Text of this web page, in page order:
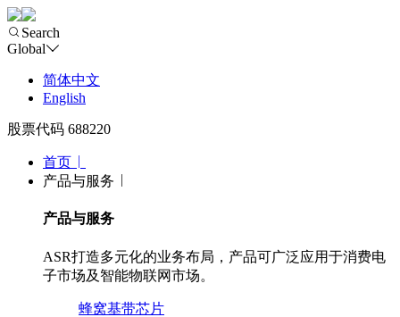
Search
Global
简体中文
English
股票代码 688220
首页
产品与服务
产品与服务
ASR打造多元化的业务布局，产品可广泛应用于消费电
子市场及智能物联网市场。
蜂窝基带芯片